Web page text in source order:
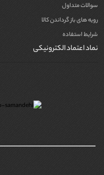
سوالات متداول
رویه های باز گرداندن کالا
شرایط استفاده
نماد اعتماد الکترونیکی